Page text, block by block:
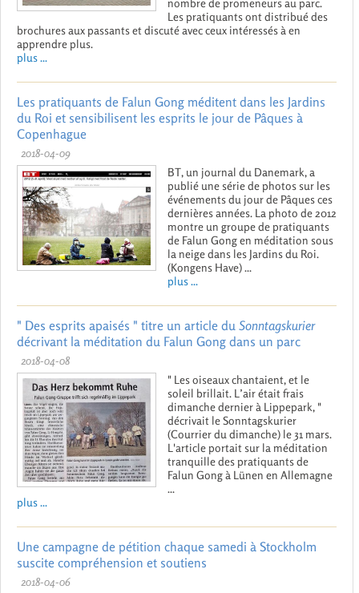
nombre de promeneurs au parc.
Les pratiquants ont distribué des
brochures aux passants et discuté avec ceux intéressés à en
apprendre plus.
plus ...
Les pratiquants de Falun Gong méditent dans les Jardins
du Roi et sensibilisent les esprits le jour de Pâques à
Copenhague
2018-04-09
BT, un journal du Danemark, a
publié une série de photos sur les
événements du jour de Pâques ces
dernières années. La photo de 2012
montre un groupe de pratiquants
de Falun Gong en méditation sous
la neige dans les Jardins du Roi.
(Kongens Have) ...
plus ...
" Des esprits apaisés " titre un article du Sonntagskurier
décrivant la méditation du Falun Gong dans un parc
2018-04-08
" Les oiseaux chantaient, et le
soleil brillait. L’air était frais
dimanche dernier à Lippepark, "
décrivait le Sonntagskurier
(Courrier du dimanche) le 31 mars.
L'article portait sur la méditation
tranquille des pratiquants de
Falun Gong à Lünen en Allemagne
...
plus ...
Une campagne de pétition chaque samedi à Stockholm
suscite compréhension et soutiens
2018-04-06